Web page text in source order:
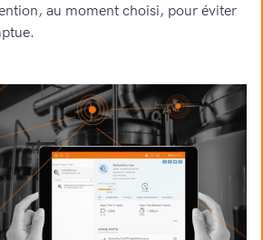
au moment choisi, pour éviter